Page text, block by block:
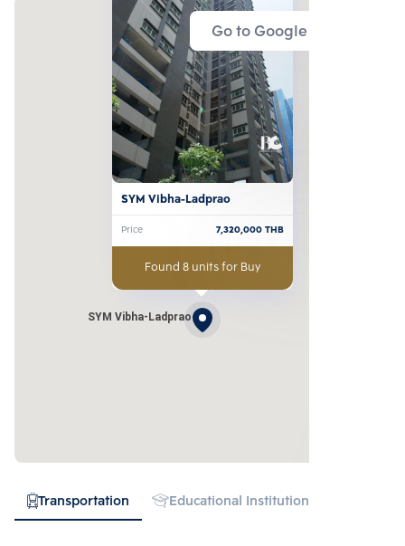
Go to Google Map
SYM Vibha-Ladprao
SYM Vibha-Ladprao
Price 7,320,000THB
Found 8 units for Buy
Transportation Educational Institution